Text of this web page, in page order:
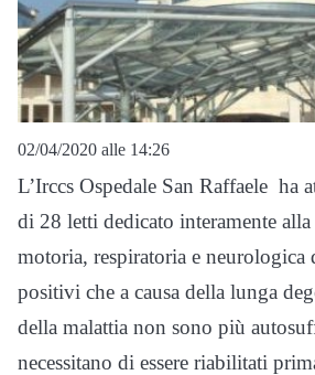
02/04/2020 alle 14:26
L’Irccs Ospedale San Raffaele ha
di 28 letti dedicato interamente
motoria, respiratoria e neurologica
positivi che a causa della lunga
della malattia non sono più
necessitano di essere riabilitati